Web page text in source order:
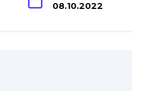
08.10.2022